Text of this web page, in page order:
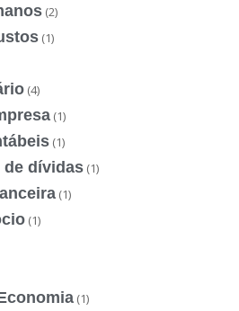
(2)
(1)
(4)
(1)
(1)
de dívidas (1)
(1)
(1)
(1)